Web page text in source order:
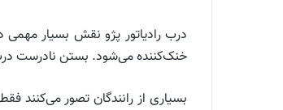
درب رادیاتور پژو نقش بسیار
خنک‌کننده می‌شود. بستن نادرست
بسیاری از رانندگان تصور می‌کنند